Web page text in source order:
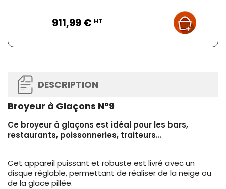
911,99 € HT
DESCRIPTION
Broyeur à Glaçons N°9
Ce broyeur à glaçons est idéal pour les bars,
restaurants, poissonneries, traiteurs...
Cet appareil puissant et robuste est livré avec un
disque réglable, permettant de réaliser de la neige ou
de la glace pillée.